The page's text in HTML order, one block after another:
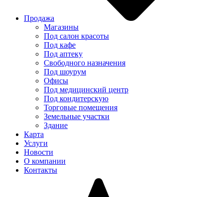
Продажа
Магазины
Под салон красоты
Под кафе
Под аптеку
Свободного назначения
Под шоурум
Офисы
Под медицинский центр
Под кондитерскую
Торговые помещения
Земельные участки
Здание
Карта
Услуги
Новости
О компании
Контакты